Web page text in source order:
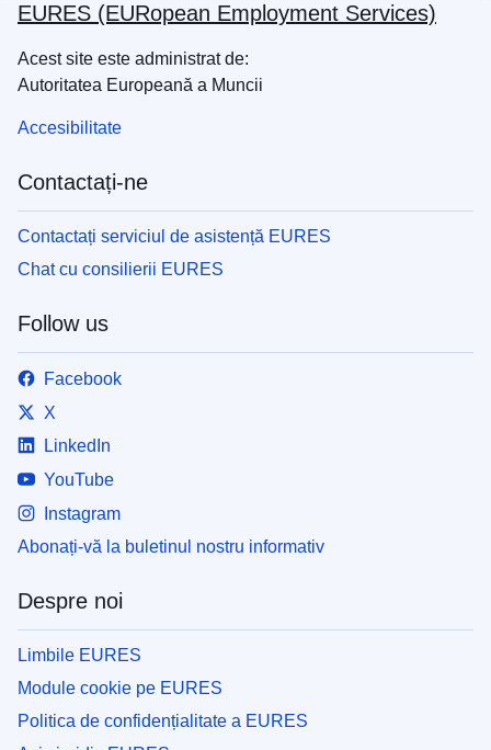
EURES (EURopean Employment Services)
Acest site este administrat de:
Autoritatea Europeană a Muncii
Accesibilitate
Contactați-ne
Contactați serviciul de asistență EURES
Chat cu consilierii EURES
Follow us
Facebook
X
LinkedIn
YouTube
Instagram
Abonați-vă la buletinul nostru informativ
Despre noi
Limbile EURES
Module cookie pe EURES
Politica de confidențialitate a EURES